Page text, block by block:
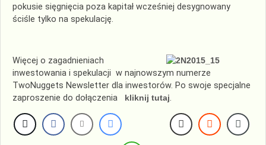
pokusie sięgnięcia poza kapitał wcześniej desygnowany
ściśle tylko na spekulację.
Więcej o zagadnieniach
inwestowania i spekulacji w najnowszym numerze
TwoNuggets Newsletter dla inwestorów. Po swoje specjalne
zaproszenie do dołączenia kliknij tutaj.